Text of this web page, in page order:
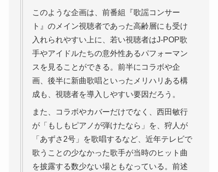
このような企画は、前番組『歌謡コンサー
ト』のメイン視聴者であった高齢層にも受け
入れられやすい上に、若い視聴者はJ-POP歌
手やアイドルたちの意外性あるパフォーマン
スを見ることができる。前半にコラボや企
画、後半に新曲歌唱といったメリハリある構
成も、視聴者を導入しやすい要因だろう。
また、コラボやカバーだけでなく、西田敏行
が「もしもピアノが弾けたなら」を、狩人が
「あずさ2号」を歌唱するなど、近年テレビで
歌うことの少なかった歌手が当時のヒット曲
を披露する数少ない場ともなっている。前述